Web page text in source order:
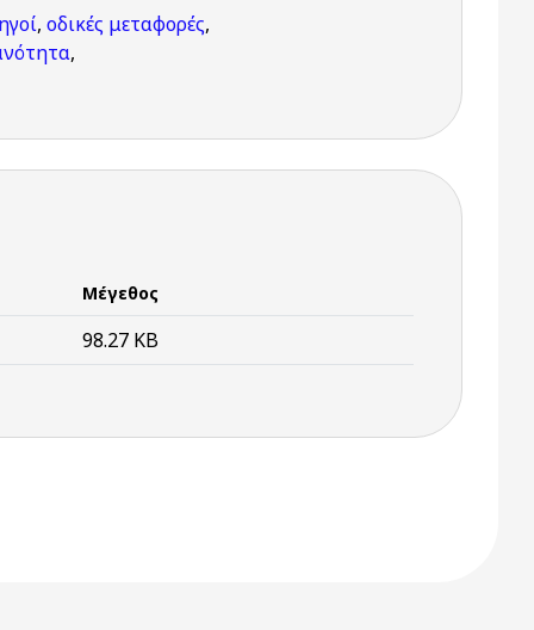
, οδικές μεταφορές,
,
Μέγεθος
98.27 KB